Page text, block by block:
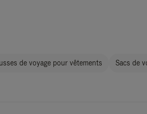
de voyage pour vêtements Sacs de